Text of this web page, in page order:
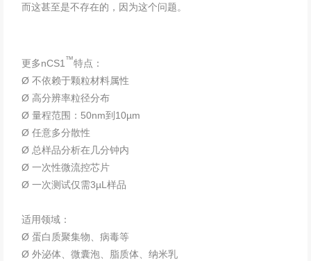
而这甚至是不存在的，因为这个问题。
更多nCS1 ™特点：
Ø 不依赖于颗粒材料属性
Ø 高分辨率粒径分布
Ø 量程范围：50nm到10µm
Ø 任意多分散性
Ø 总样品分析在几分钟内
Ø 一次性微流控芯片
Ø 一次测试仅需3µL样品
适用领域：
Ø 蛋白质聚集物、病毒等
Ø 外泌体、微囊泡、脂质体、纳米乳